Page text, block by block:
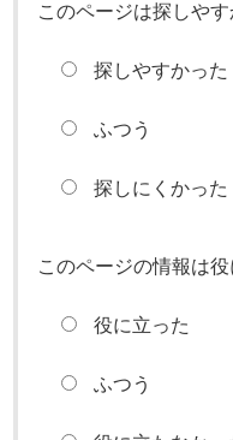
このページは探しや
探しやすかった
ふつう
探しにくかった
このページの情報は
役に立った
ふつう